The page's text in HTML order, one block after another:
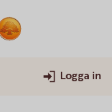
Logga in